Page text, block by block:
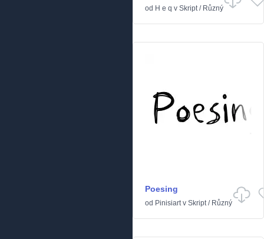
od H e q v Skript/ Různý
Poesing
od Pinisiartv Skript/ Různý